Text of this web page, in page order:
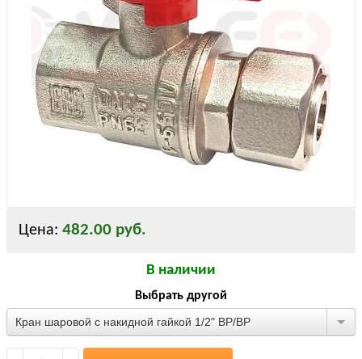
Цена: 482.00 руб.
В наличии
Выбрать другой
Кран шаровой с накидной гайкой 1/2" ВР/ВР